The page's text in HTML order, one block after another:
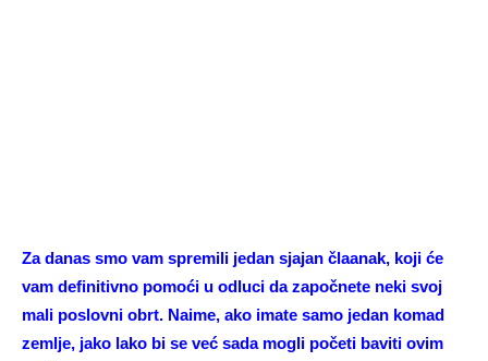
Za danas smo vam spremili jedan sjajan člaanak, koji će
vam definitivno pomoći u odluci da započnete neki svoj
mali poslovni obrt. Naime, ako imate samo jedan komad
zemlje, jako lako bi se već sada mogli početi baviti ovim